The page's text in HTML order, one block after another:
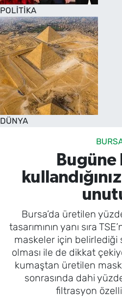
POLİTİKA
DÜNYA
Bugüne
Bursa’da üretilen
tasarımının yanı sıra
maskeler için
olması ile de dikkat
kumaştan üretilen
sonrasında dahi
filtrasyon